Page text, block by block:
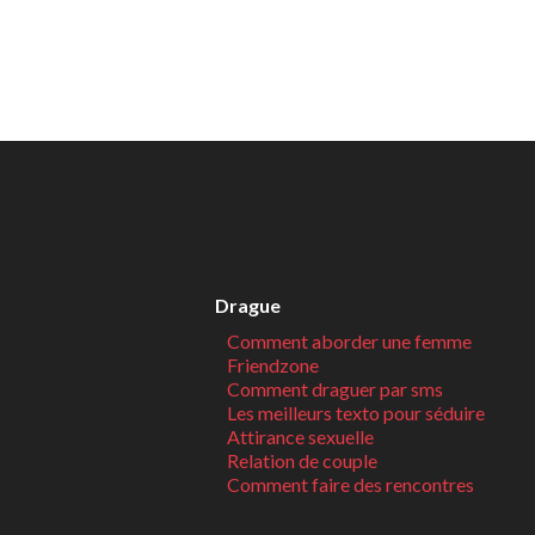
Drague
Comment aborder une femme
Friendzone
Comment draguer par sms
Les meilleurs texto pour séduire
Attirance sexuelle
Relation de couple
Comment faire des rencontres